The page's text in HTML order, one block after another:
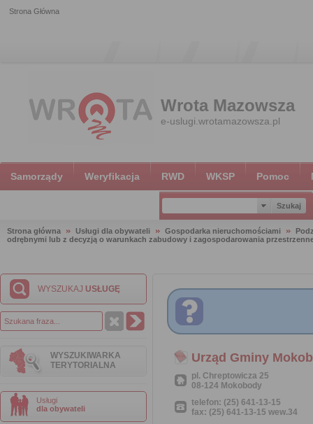
Strona Główna
Wrota Mazowsza
e-uslugi.wrotamazowsza.pl
Samorządy Weryfikacja RWD WKSP Pomoc
Strona główna Usługi dla obywateli Gospodarka nieruchomościami
odrębnymi lub z decyzją o warunkach zabudowy i zagospodarowania
WYSZUKAJ USŁUGĘ
WYSZUKIWARKA
TERYTORIALNA
Usługi
dla obywateli
Urząd Gminy
pl. Chreptowicza 25
08-124 Mokobody
telefon: (25) 641-13-15
fax: (25) 641-13-15 wew.34